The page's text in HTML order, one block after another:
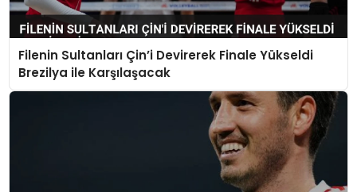
Filenin Sultanları Çin’i Devirerek Finale Yükseldi
Brezilya ile Karşılaşacak